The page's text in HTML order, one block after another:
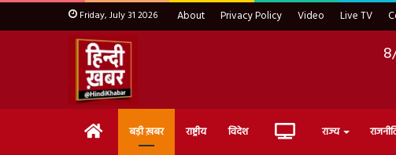
Friday, July 31 2026 About Privacy Policy Video Live TV
Home बड़ी ख़बर राष्ट्रीय विदेश Live राज्य